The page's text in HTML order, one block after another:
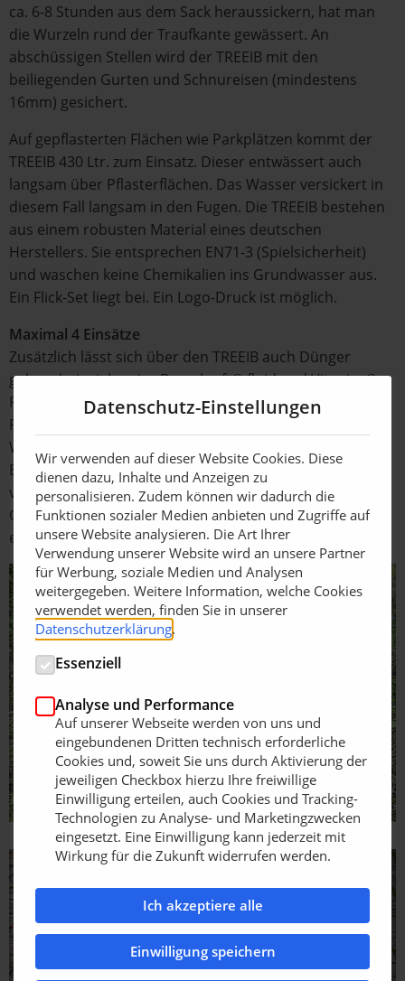
ca. 6-8 Stunden aus dem Sack heraussickern, hat man
die Wurzeln rund der Traufkante gewässert. An
abschüssigen Stellen wird der TREEIB mit den
beiliegenden Gurten und Schnureisen (mindestens
16mm) gesichert.
Auf gepflasterten Flächen wie Parkplätzen kommt der
TREEIB 430 Ltr. zum Einsatz. Dieser entwässert auch
langsam über Pflasterflächen. Das Wasser versickert in
diesem Fall langsam in den Fugen. Die TREEIB bestehen
aus einem robusten Material eines deutschen
Herstellers. Sie entsprechen EN71-3 (Spielsicherheit)
und waschen keine Chemikalien ins Grundwasser aus.
Ein Flick-Set liegt bei. Ein Logo-Druck ist möglich.
Maximal 4 Einsätze
Zusätzlich lässt sich über den TREEIB auch Dünger
geben, beispielsweise Baumkraft® fluid und Vitanica®
RZ. An besonders belasteten Standorten wäscht der
Frühjahrseinsatz auch das Streusalz nach dem
Winterdienst aus der Feinwurzelzone. Mit maximal 4
Einsätzen pro Baum und Jahr wird dem Trockenstress
vorgebeugt. Denn schließlich sollen auch kommende
Generationen noch große Bäume in Städten und Parks
erleben können.
Datenschutz-Einstellungen
Wir verwenden auf dieser Website Cookies. Diese
dienen dazu, Inhalte und Anzeigen zu
personalisieren. Zudem können wir dadurch die
Funktionen sozialer Medien anbieten und Zugriffe auf
unsere Website analysieren. Die Art Ihrer
Verwendung unserer Website wird an unsere Partner
für Werbung, soziale Medien und Analysen
weitergegeben. Weitere Information, welche Cookies
verwendet werden, finden Sie in unserer
Datenschutzerklärung.
Essenziell
Analyse und Performance
Auf unserer Webseite werden von uns und
eingebundenen Dritten technisch erforderliche
Cookies und, soweit Sie uns durch Aktivierung der
jeweiligen Checkbox hierzu Ihre freiwillige
Einwilligung erteilen, auch Cookies und Tracking-
Technologien zu Analyse- und Marketingzwecken
eingesetzt. Eine Einwilligung kann jederzeit mit
Wirkung für die Zukunft widerrufen werden.
Ich akzeptiere alle
Einwilligung speichern